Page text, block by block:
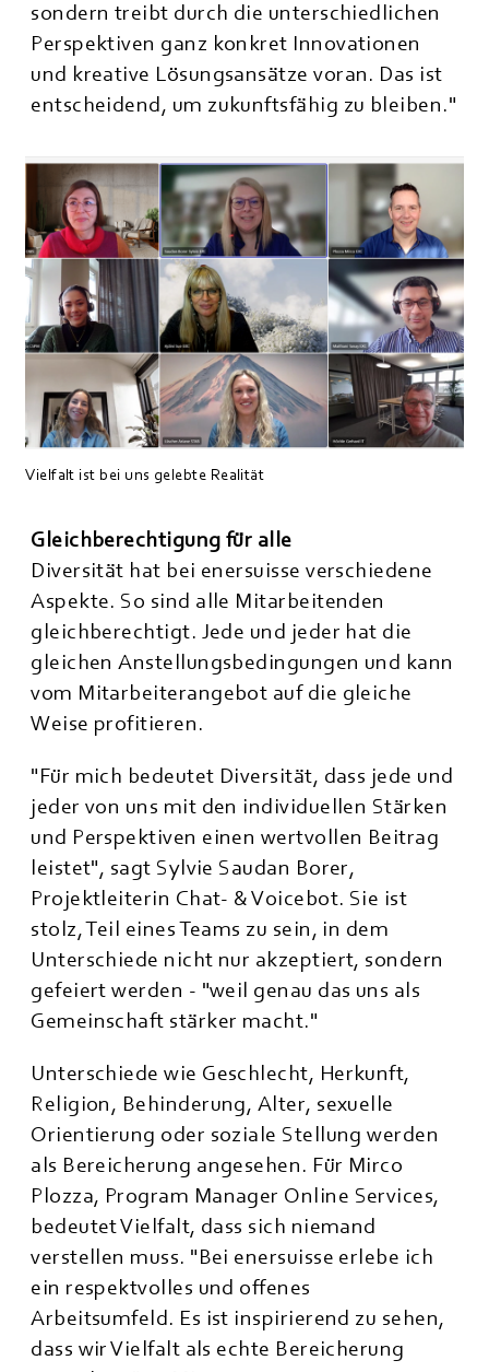
sondern treibt durch die unterschiedlichen
Perspektiven ganz konkret Innovationen
und kreative Lösungsansätze voran. Das ist
entscheidend, um zukunftsfähig zu bleiben."
Vielfalt ist bei uns gelebte Realität
Gleichberechtigung für alle
Diversität hat bei enersuisse verschiedene
Aspekte. So sind alle Mitarbeitenden
gleichberechtigt. Jede und jeder hat die
gleichen Anstellungsbedingungen und kann
vom Mitarbeiterangebot auf die gleiche
Weise profitieren.
"Für mich bedeutet Diversität, dass jede und
jeder von uns mit den individuellen Stärken
und Perspektiven einen wertvollen Beitrag
leistet", sagt Sylvie Saudan Borer,
Projektleiterin Chat- & Voicebot. Sie ist
stolz, Teil eines Teams zu sein, in dem
Unterschiede nicht nur akzeptiert, sondern
gefeiert werden - "weil genau das uns als
Gemeinschaft stärker macht."
Unterschiede wie Geschlecht, Herkunft,
Religion, Behinderung, Alter, sexuelle
Orientierung oder soziale Stellung werden
als Bereicherung angesehen. Für Mirco
Plozza, Program Manager Online Services,
bedeutet Vielfalt, dass sich niemand
verstellen muss. "Bei enersuisse erlebe ich
ein respektvolles und offenes
Arbeitsumfeld. Es ist inspirierend zu sehen,
dass wir Vielfalt als echte Bereicherung